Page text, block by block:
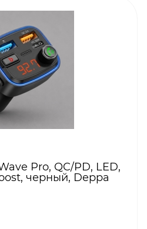
Pro, QC/PD, LED,
черный, Deppa